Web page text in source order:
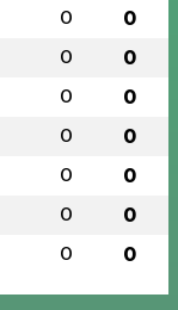
0 0
0 0
0 0
0 0
0 0
0 0
0 0